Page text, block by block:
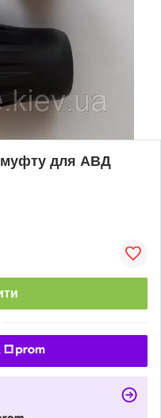
муфту для АВД